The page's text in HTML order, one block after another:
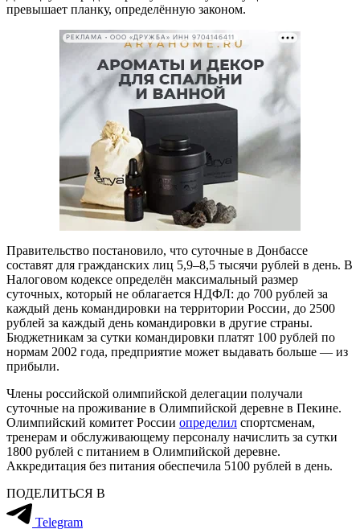
превышает планку, определённую законом.
РЕКЛАМА • ООО «ДРУЖБА» ИНН 9704146411
Правительство постановило, что суточные в Донбассе
составят для гражданских лиц 5,9–8,5 тысячи рублей в день. В
Налоговом кодексе определён максимальный размер
суточных, который не облагается НДФЛ: до 700 рублей за
каждый день командировки на территории России, до 2500
рублей за каждый день командировки в другие страны.
Бюджетникам за сутки командировки платят 100 рублей по
нормам 2002 года, предприятие может выдавать больше — из
прибыли.
Члены российской олимпийской делегации получали
суточные на проживание в Олимпийской деревне в Пекине.
Олимпийский комитет России определил спортсменам,
тренерам и обслуживающему персоналу начислить за сутки
1800 рублей с питанием в Олимпийской деревне.
Аккредитация без питания обеспечила 5100 рублей в день.
ПОДЕЛИТЬСЯ В
Telegram